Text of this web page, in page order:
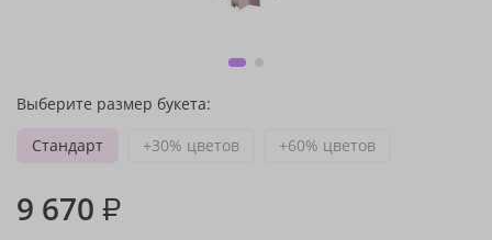
Выберите размер букета:
Стандарт
+30% цветов +60% цветов
9 670 ₽